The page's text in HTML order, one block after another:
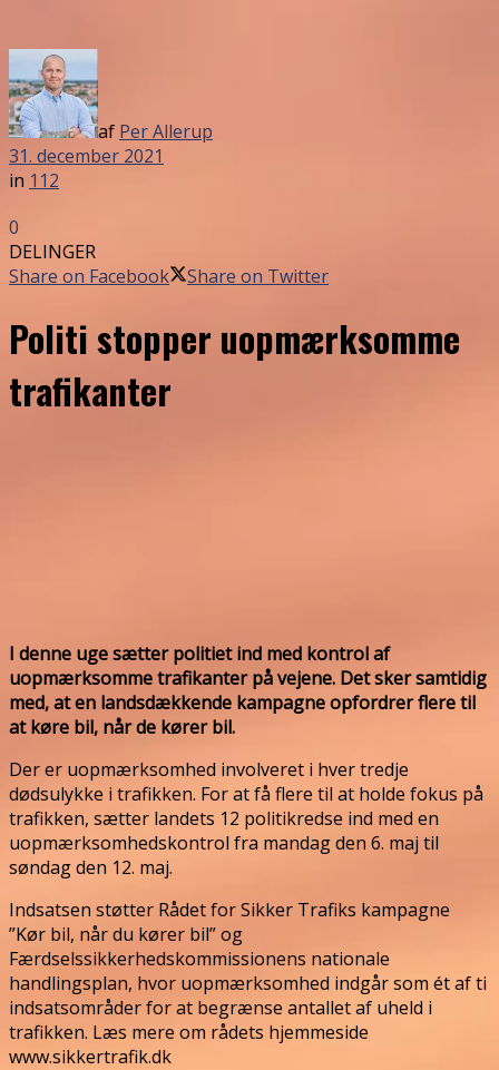
af Per Allerup
31. december 2021
in 112
0
DELINGER
Share on Facebook
Share on Twitter
Politi stopper uopmærksomme
trafikanter
I denne uge sætter politiet ind med kontrol af
uopmærksomme trafikanter på vejene. Det sker samtidig
med, at en landsdækkende kampagne opfordrer flere til
at køre bil, når de kører bil.
Der er uopmærksomhed involveret i hver tredje
dødsulykke i trafikken. For at få flere til at holde fokus på
trafikken, sætter landets 12 politikredse ind med en
uopmærksomhedskontrol fra mandag den 6. maj til
søndag den 12. maj.
Indsatsen støtter Rådet for Sikker Trafiks kampagne
”Kør bil, når du kører bil” og
Færdselssikkerhedskommissionens nationale
handlingsplan, hvor uopmærksomhed indgår som ét af ti
indsatsområder for at begrænse antallet af uheld i
trafikken. Læs mere om rådets hjemmeside
www.sikkertrafik.dk